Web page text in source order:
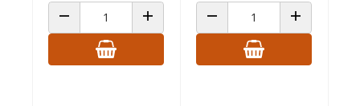
ANZAHL VERRINGERNANZAHL ERHÖHENANZAHL VERRINGERNANZAHL